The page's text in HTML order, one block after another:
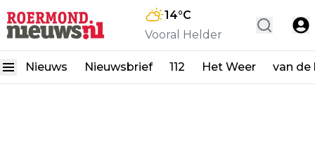
14°C
Vooral Helder
Nieuws Nieuwsbrief 112 Het Weer van de